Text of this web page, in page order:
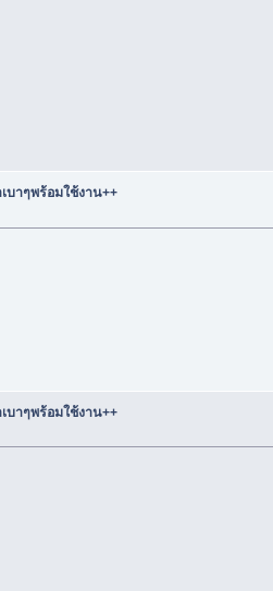
บาๆพร้อมใช้งาน++
บาๆพร้อมใช้งาน++